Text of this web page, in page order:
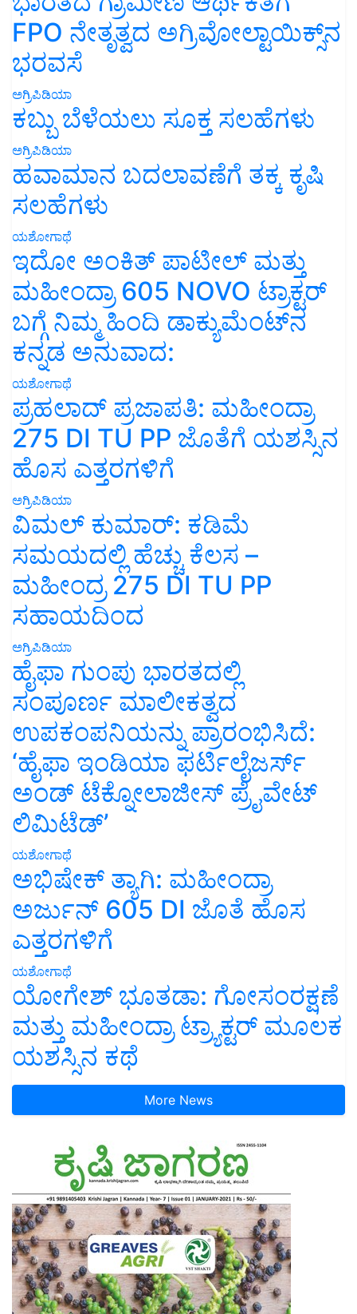
FPO ನೇತೃತ್ವದ ಅಗ್ರಿವೋಲ್ಟಾಯಿಕ್ಸ್‌ನ
ಭರವಸೆ
ಅಗ್ರಿಪಿಡಿಯಾ
ಕಬ್ಬು ಬೆಳೆಯಲು ಸೂಕ್ತ ಸಲಹೆಗಳು
ಅಗ್ರಿಪಿಡಿಯಾ
ಹವಾಮಾನ ಬದಲಾವಣೆಗೆ ತಕ್ಕ ಕೃಷಿ
ಸಲಹೆಗಳು
ಯಶೋಗಾಥೆ
ಇದೋ ಅಂಕಿತ್ ಪಾಟೀಲ್ ಮತ್ತು
ಮಹೀಂದ್ರಾ 605 NOVO ಟ್ರಾಕ್ಟರ್
ಬಗ್ಗೆ ನಿಮ್ಮ ಹಿಂದಿ ಡಾಕ್ಯುಮೆಂಟ್‌ನ
ಕನ್ನಡ ಅನುವಾದ:
ಯಶೋಗಾಥೆ
ಪ್ರಹಲಾದ್ ಪ್ರಜಾಪತಿ: ಮಹೀಂದ್ರಾ
275 DI TU PP ಜೊತೆಗೆ ಯಶಸ್ಸಿನ
ಹೊಸ ಎತ್ತರಗಳಿಗೆ
ಅಗ್ರಿಪಿಡಿಯಾ
ವಿಮಲ್ ಕುಮಾರ್: ಕಡಿಮೆ
ಸಮಯದಲ್ಲಿ ಹೆಚ್ಚು ಕೆಲಸ –
ಮಹೀಂದ್ರ 275 DI TU PP
ಸಹಾಯದಿಂದ
ಅಗ್ರಿಪಿಡಿಯಾ
ಹೈಫಾ ಗುಂಪು ಭಾರತದಲ್ಲಿ
ಸಂಪೂರ್ಣ ಮಾಲೀಕತ್ವದ
ಉಪಕಂಪನಿಯನ್ನು ಪ್ರಾರಂಭಿಸಿದೆ:
‘ಹೈಫಾ ಇಂಡಿಯಾ ಫರ್ಟಿಲೈಜರ್ಸ್
ಅಂಡ್ ಟೆಕ್ನೋಲಾಜೀಸ್ ಪ್ರೈವೇಟ್
ಲಿಮಿಟೆಡ್’
ಯಶೋಗಾಥೆ
ಅಭಿಷೇಕ್ ತ್ಯಾಗಿ: ಮಹೀಂದ್ರಾ
ಅರ್ಜುನ್ 605 DI ಜೊತೆ ಹೊಸ
ಎತ್ತರಗಳಿಗೆ
ಯಶೋಗಾಥೆ
ಯೋಗೇಶ್ ಭೂತಡಾ: ಗೋಸಂರಕ್ಷಣೆ
ಮತ್ತು ಮಹೀಂದ್ರಾ ಟ್ರ್ಯಾಕ್ಟರ್ ಮೂಲಕ
ಯಶಸ್ಸಿನ ಕಥೆ
More News